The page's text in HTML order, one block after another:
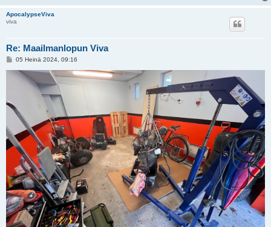
ApocalypseViva
viva
Re: Maailmanlopun Viva
V
e
05 Heinä 2024, 09:16